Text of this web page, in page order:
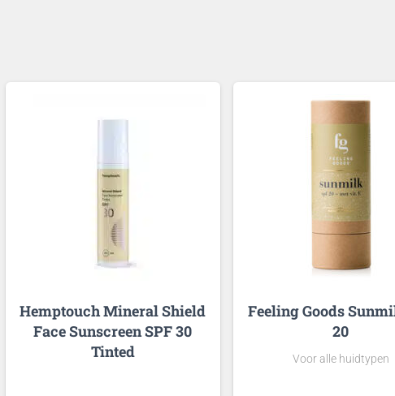
Hemptouch Mineral Shield
Face Sunscreen SPF 30
Tinted
Feeling Goods
20
Voor alle huidtypen